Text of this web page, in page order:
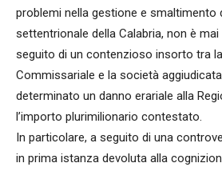
problemi nella gestione e smaltimento
settentrionale della Calabria, non è
seguito di un contenzioso insorto tra
Commissariale e la società
determinato un danno erariale alla
l’importo plurimilionario contestato.
In particolare, a seguito di una
in prima istanza devoluta alla